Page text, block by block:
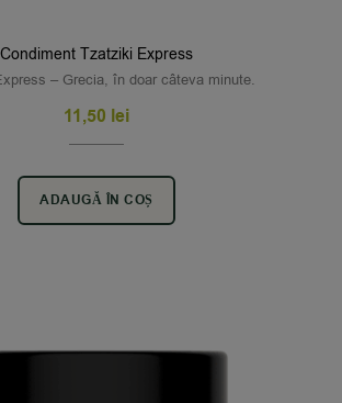
Condiment Tzatziki Express
– Grecia, în doar câteva minute.
11,50 lei
ADAUGĂ ÎN COȘ